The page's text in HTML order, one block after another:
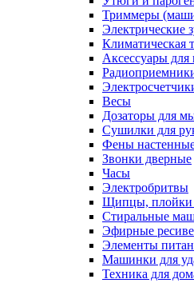
Триммеры
Электрические
Климатическая
Аксессуары для
Весы
Дозаторы для
Сушилки для
Фены
Звонки дверные
Часы
Электробритвы
Щипцы, плойки
Стиральные
Эфирные
Элементы
Машинки для
Техника для